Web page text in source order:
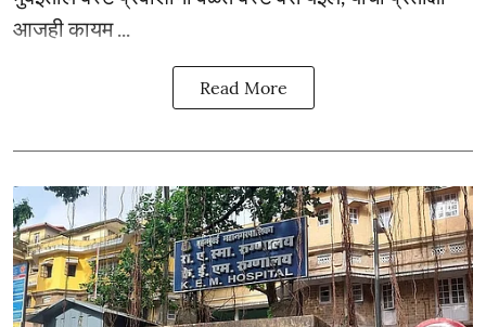
आजही कायम ...
Read More